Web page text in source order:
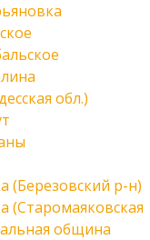
обл.)
(Березовский р-н)
(Старомаяковская
община